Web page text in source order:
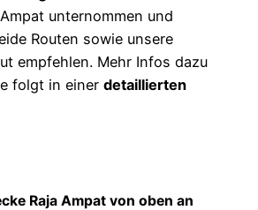
unternommen und
Routen sowie unsere
empfehlen. Mehr Infos dazu
folgt in einer detaillierten
Raja Ampat von oben an